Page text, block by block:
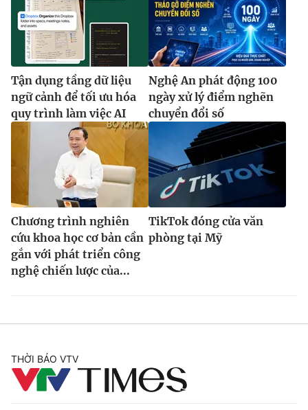
Tận dụng tầng dữ liệu
ngữ cảnh để tối ưu hóa
quy trình làm việc AI
Nghệ An phát động 100
ngày xử lý điểm nghẽn
chuyển đổi số
Chương trình nghiên
cứu khoa học cơ bản cần
gắn với phát triển công
nghệ chiến lược của...
TikTok đóng cửa văn
phòng tại Mỹ
THỜI BÁO VTV